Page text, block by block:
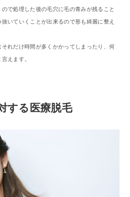
で処理した後の毛穴に毛の青みが残ること
いていくことが出来るので形も綺麗に整え
れだけ時間が多くかかってしまったり、何
えます。
する医療脱毛